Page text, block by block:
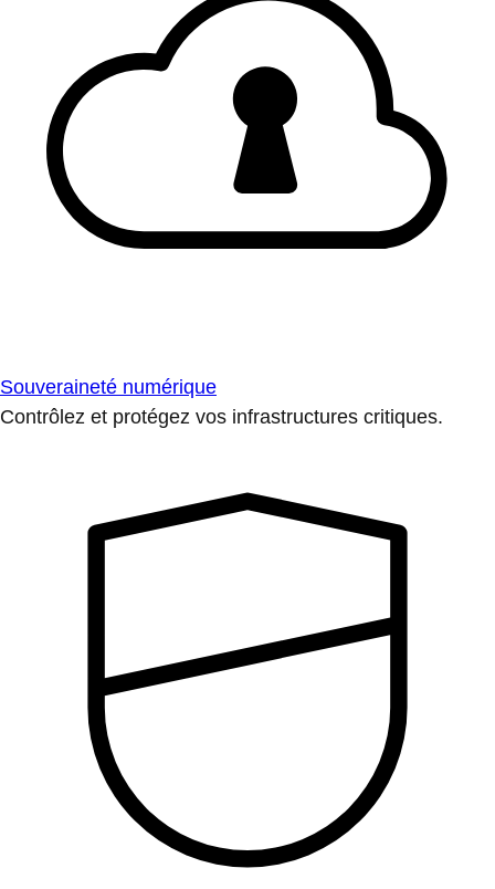
Souveraineté numérique
Contrôlez et protégez vos infrastructures critiques.